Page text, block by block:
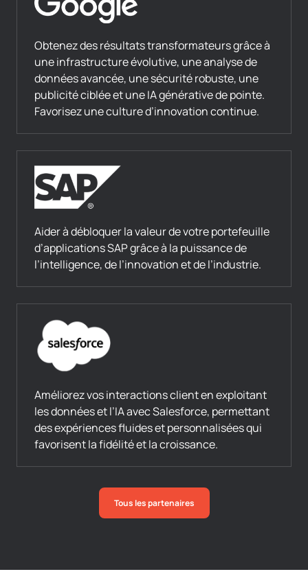
Obtenez des résultats transformateurs grâce à
une infrastructure évolutive, une analyse de
données avancée, une sécurité robuste, une
publicité ciblée et une IA générative de pointe.
Favorisez une culture d’innovation continue.
Aider à débloquer la valeur de votre portefeuille
d’applications SAP grâce à la puissance de
l’intelligence, de l’innovation et de l’industrie.
Améliorez vos interactions client en exploitant
les données et l’IA avec Salesforce, permettant
des expériences fluides et personnalisées qui
favorisent la fidélité et la croissance.
Tous les partenaires